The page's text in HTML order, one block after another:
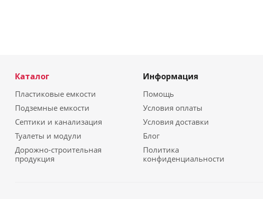
Каталог
Пластиковые емкости
Подземные емкости
Септики и канализация
Туалеты и модули
Дорожно-строительная
продукция
Информация
Помощь
Условия оплаты
Условия доставки
Блог
Политика
конфиденциальности